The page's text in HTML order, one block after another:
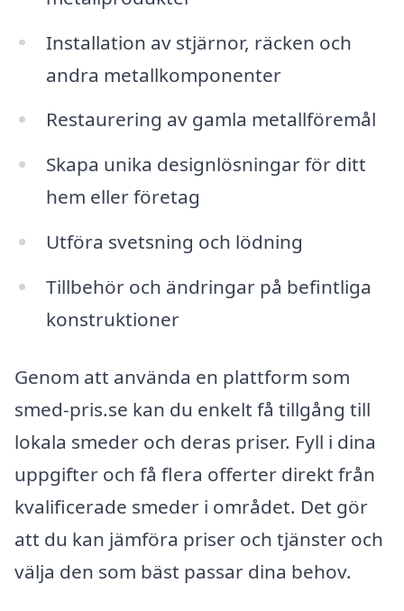
Installation av stjärnor, räcken och
andra metallkomponenter
Restaurering av gamla metallföremål
Skapa unika designlösningar för ditt
hem eller företag
Utföra svetsning och lödning
Tillbehör och ändringar på befintliga
konstruktioner
Genom att använda en plattform som
smed-pris.se kan du enkelt få tillgång till
lokala smeder och deras priser. Fyll i dina
uppgifter och få flera offerter direkt från
kvalificerade smeder i området. Det gör
att du kan jämföra priser och tjänster och
välja den som bäst passar dina behov.